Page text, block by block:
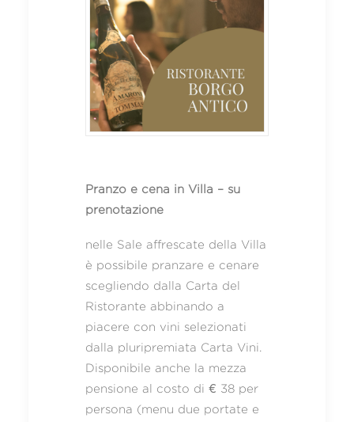
Pranzo e cena in Villa – su
prenotazione
nelle Sale affrescate della Villa
è possibile pranzare e cenare
scegliendo dalla Carta del
Ristorante abbinando a
piacere con vini selezionati
dalla pluripremiata Carta Vini.
Disponibile anche la mezza
pensione al costo di € 38 per
persona (menu due portate e